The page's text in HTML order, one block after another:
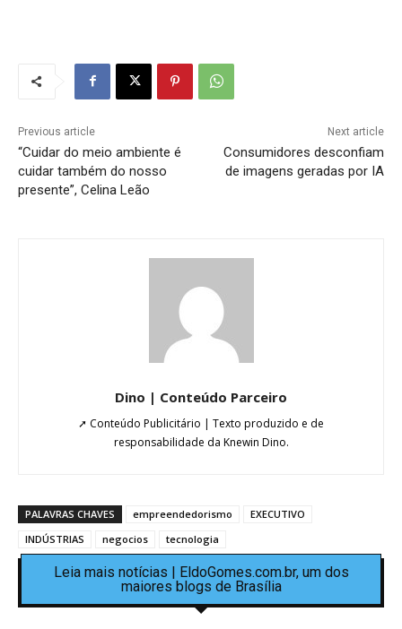
Previous article
“Cuidar do meio ambiente é
cuidar também do nosso
presente”, Celina Leão
Next article
Consumidores desconfiam
de imagens geradas por IA
Dino | Conteúdo Parceiro
➚ Conteúdo Publicitário | Texto produzido e de
responsabilidade da Knewin Dino.
PALAVRAS CHAVES empreendedorismo
EXECUTIVO
INDÚSTRIAS
negocios tecnologia
Leia mais notícias | EldoGomes.com.br, um dos
maiores blogs de Brasília